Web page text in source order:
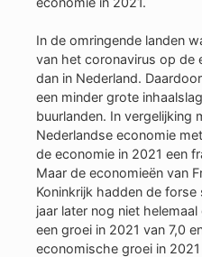
In de omringende landen
van het coronavirus op de
dan in Nederland.
een minder grote
buurlanden. In vergelijking
Nederlandse economie
de economie in 2021 een
Maar de economieën van
Koninkrijk hadden de
jaar later nog niet
een groei in 2021 van 7,0
economische groei in